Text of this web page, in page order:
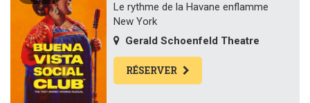
Le rythme de la Havane enflamme
New York
Gerald Schoenfeld Theatre
RÉSERVER